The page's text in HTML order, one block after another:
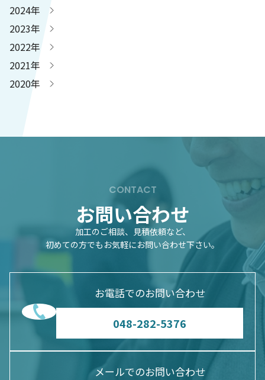
2024年
2023年
2022年
2021年
2020年
CONTACT
お問い合わせ
加工のご相談、見積依頼など、
初めての方でもお気軽にお問い合わせ下さい。
お電話でのお問い合わせ
048-282-5376
メールでのお問い合わせ